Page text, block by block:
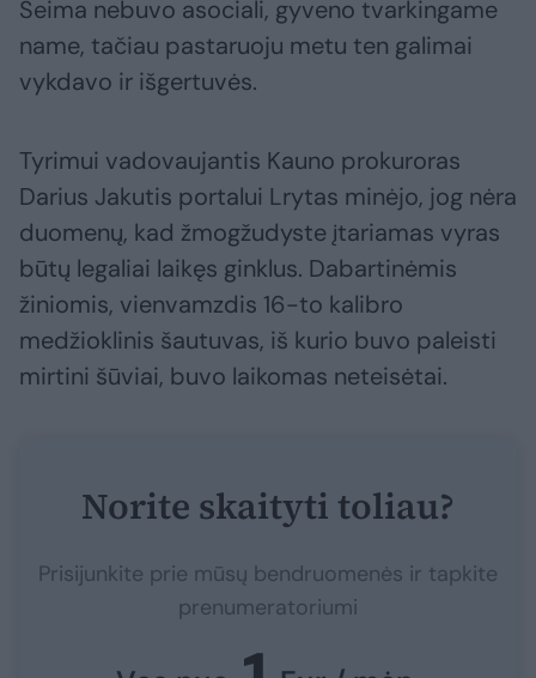
Šeima nebuvo asociali, gyveno tvarkingame
name, tačiau pastaruoju metu ten galimai
vykdavo ir išgertuvės.
Tyrimui vadovaujantis Kauno prokuroras
Darius Jakutis portalui Lrytas minėjo, jog nėra
duomenų, kad žmogžudyste įtariamas vyras
būtų legaliai laikęs ginklus. Dabartinėmis
žiniomis, vienvamzdis 16-to kalibro
medžioklinis šautuvas, iš kurio buvo paleisti
mirtini šūviai, buvo laikomas neteisėtai.
Norite skaityti toliau?
Prisijunkite prie mūsų bendruomenės ir tapkite
prenumeratoriumi